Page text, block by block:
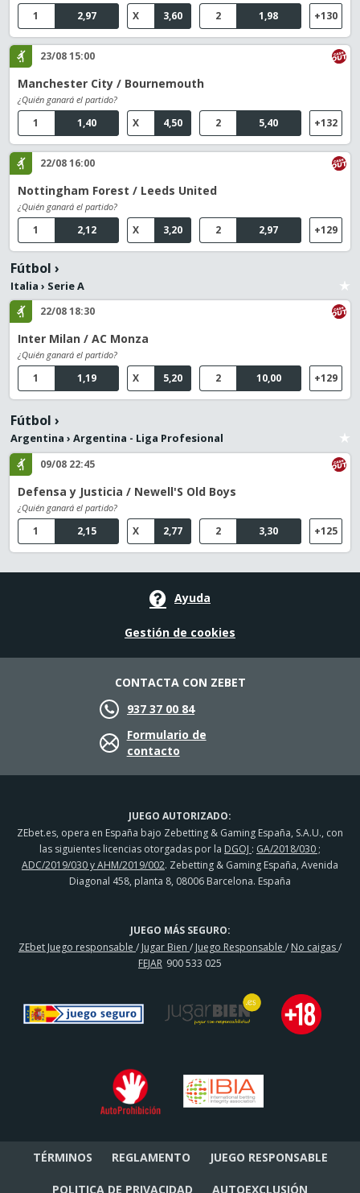
2,97
1 3,60
X 1,98
2 +130
23/08 15:00
Manchester City / Bournemouth
¿Quién ganará el partido?
1,40
1 4,50
X 5,40
2 +132
22/08 16:00
Nottingham Forest / Leeds United
¿Quién ganará el partido?
2,12
1 3,20
X 2,97
2 +129
Fútbol ›
Italia › Serie A
22/08 18:30
Inter Milan / AC Monza
¿Quién ganará el partido?
1,19
1 5,20
X 10,00
2 +129
Fútbol ›
Argentina › Argentina - Liga Profesional
09/08 22:45
Defensa y Justicia / Newell'S Old Boys
¿Quién ganará el partido?
2,15
1 2,77
X 3,30
2 +125
JUEGO AUTORIZADO:
ZEbet.es, opera en España bajo Zebetting & Gaming España, S.A.U., con
las siguientes licencias otorgadas por la DGOJ : GA/2018/030 ;
ADC/2019/030 y AHM/2019/002. Zebetting & Gaming España, Avenida
Diagonal 458, planta 8, 08006 Barcelona. España
JUEGO MÁS SEGURO:
ZEbet Juego responsable / Jugar Bien / Juego Responsable / No caigas/
FEJAR 900 533 025
Ayuda
Gestión de cookies
CONTACTA CON ZEBET
937 37 00 84
Formulario de
contacto
TÉRMINOS REGLAMENTO JUEGO RESPONSABLE
POLITICA DE PRIVACIDAD AUTOEXCLUSIÓN